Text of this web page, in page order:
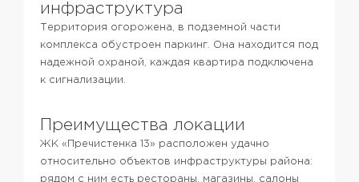
инфраструктура
Территория огорожена, в подземной части
комплекса обустроен паркинг. Она находится под
надежной охраной, каждая квартира подключена
к сигнализации.
Преимущества локации
ЖК «Пречистенка 13» расположен удачно
относительно объектов инфраструктуры района:
рядом с ним есть рестораны, магазины, салоны